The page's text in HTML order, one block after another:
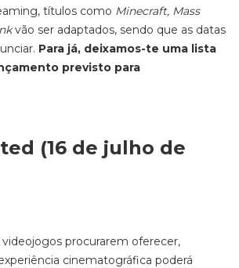
títulos como Minecraft, Mass
vão ser adaptados, sendo que as datas
Para já, deixamos-te uma lista
previsto para
(16 de julho de
procurarem oferecer,
cinematográfica poderá